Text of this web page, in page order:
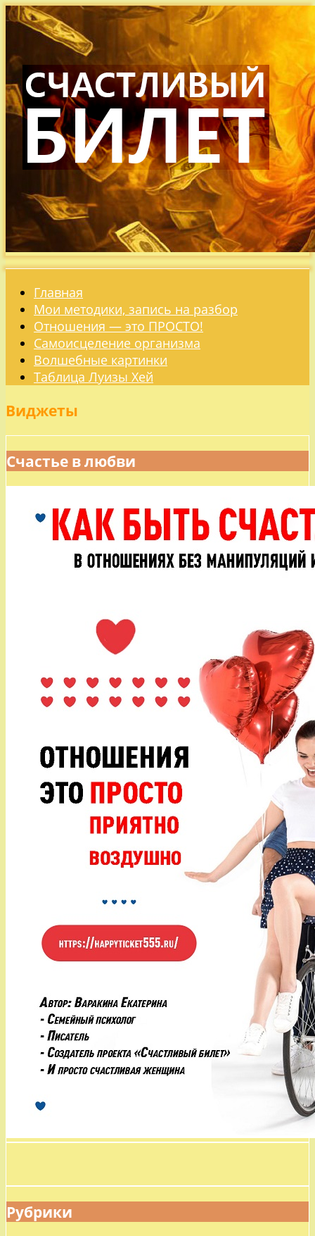
Главная
Мои методики, запись на разбор
Отношения — это ПРОСТО!
Самоисцеление организма
Волшебные картинки
Таблица Луизы Хей
Виджеты
Счастье в любви
Рубрики